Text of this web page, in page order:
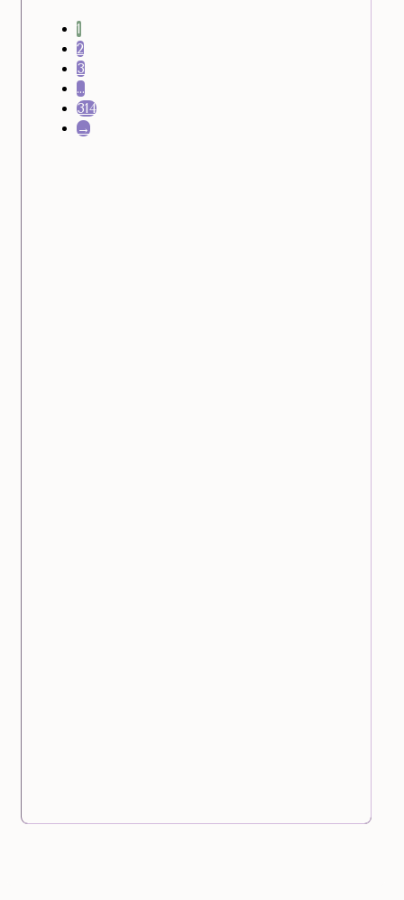
1
2
3
…
314
→